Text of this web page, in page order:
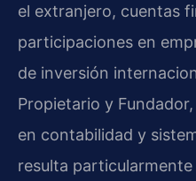
el extranjero, cuentas
participaciones en
de inversión
Propietario y
en contabilidad y
resulta